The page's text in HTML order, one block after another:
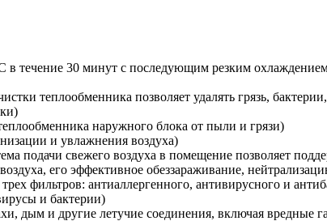
в течение 30 минут с последующим резким
теплообменника позволяет удалять грязь,
наружного блока от пыли и грязи)
и увлажнения воздуха)
подачи свежего воздуха в помещение позволяет
его эффективное обеззараживание,
фильтров: антиаллергенного, антивирусного и
и бактерии)
дым и другие летучие соединения, включая вредные